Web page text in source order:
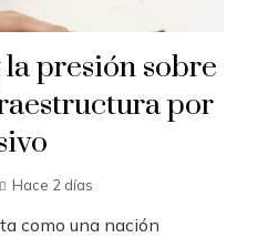
presión sobre
por
Hace 2 días
como una nación